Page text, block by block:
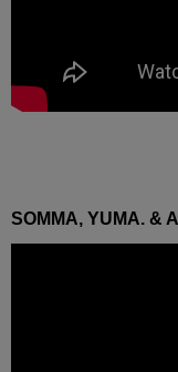
SOMMA, YUMA. &